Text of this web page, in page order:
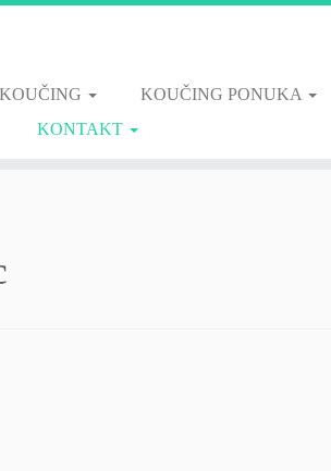
KOUČING KOUČING PONUKA
KONTAKT